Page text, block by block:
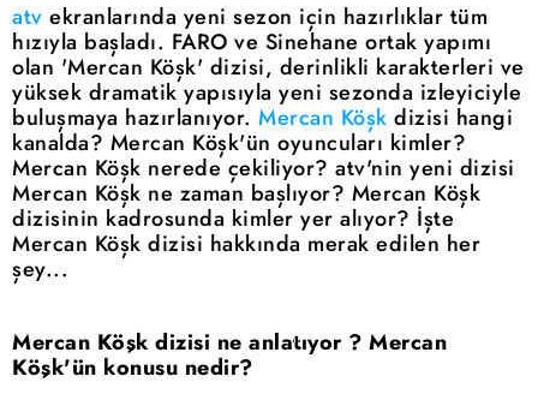
atv ekranlarında yeni sezon için hazırlıklar tüm
hızıyla başladı. FARO ve Sinehane ortak yapımı
olan 'Mercan Köşk' dizisi, derinlikli karakterleri ve
yüksek dramatik yapısıyla yeni sezonda izleyiciyle
buluşmaya hazırlanıyor. Mercan Köşk dizisi hangi
kanalda? Mercan Köşk'ün oyuncuları kimler?
Mercan Köşk nerede çekiliyor? atv'nin yeni dizisi
Mercan Köşk ne zaman başlıyor? Mercan Köşk
dizisinin kadrosunda kimler yer alıyor? İşte
Mercan Köşk dizisi hakkında merak edilen her
şey...
Mercan Köşk dizisi ne anlatıyor ? Mercan
Köşk'ün konusu nedir?